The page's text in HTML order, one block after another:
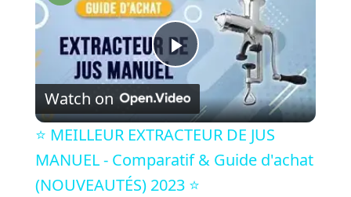
P
l
a
Watch on
⭐️ MEILLEUR EXTRACTEUR DE JUS
MANUEL - Comparatif & Guide d'achat
(NOUVEAUTÉS) 2023 ⭐️